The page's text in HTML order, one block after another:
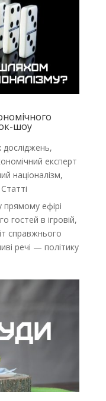
шоу
досліджень,
експерт
націоналізм,
Статті
ефірі
гостей в ігровій,
справжнього
речі — політику